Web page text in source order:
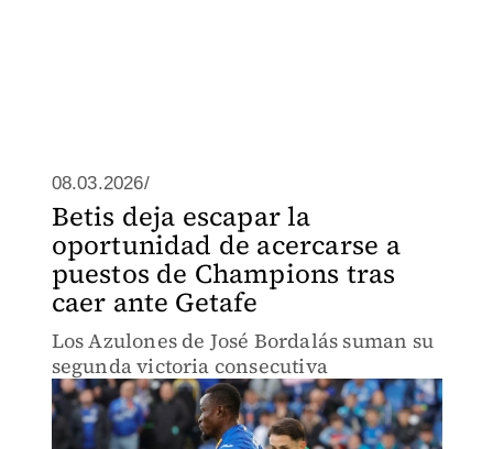
08.03.2026/
Betis deja escapar la
oportunidad de acercarse a
puestos de Champions tras
caer ante Getafe
Los Azulones de José Bordalás suman su
segunda victoria consecutiva